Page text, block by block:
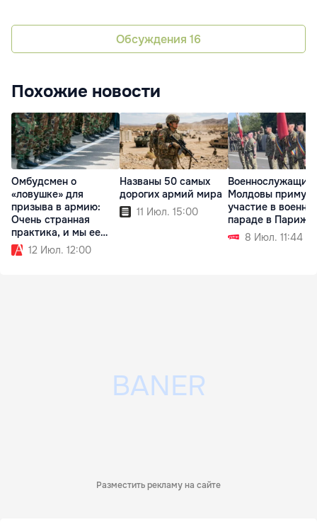
Обсуждения 16
Похожие новости
Омбудсмен о
«ловушке» для
призыва в армию:
Очень странная
практика, и мы ее
проверяем
12 Июл. 12:00
Названы 50 самых
дорогих армий мира
11 Июл. 15:00
Военнослужащие
Молдовы примут
участие в
параде в Париже
8 Июл. 11:44
Разместить рекламу на сайте